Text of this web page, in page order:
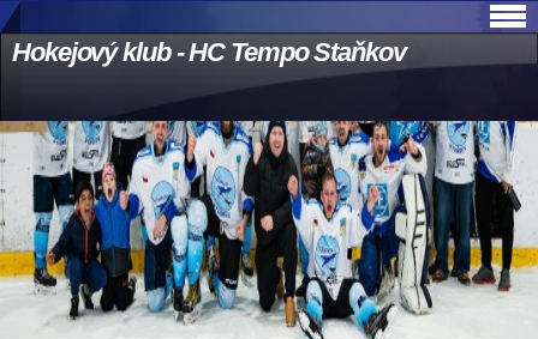
Hokejový klub - HC Tempo Staňkov